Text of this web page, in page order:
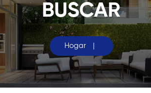
BUSCAR
Hogar |